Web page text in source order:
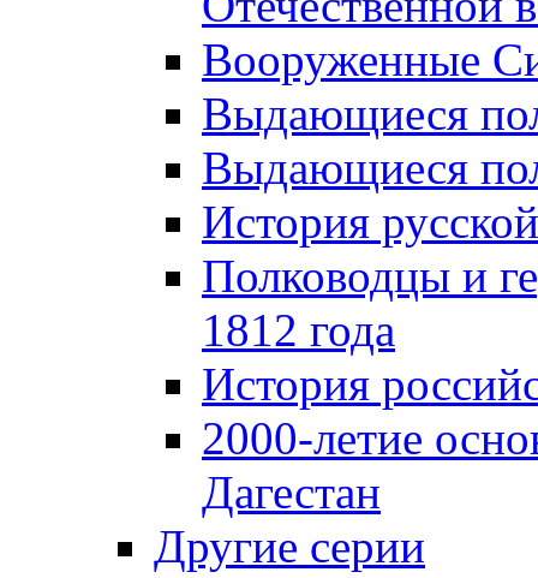
Вооруженные
Выдающиеся
Выдающиеся
История
Полководцы и
1812 года
История
2000-летие
Дагестан
Другие серии